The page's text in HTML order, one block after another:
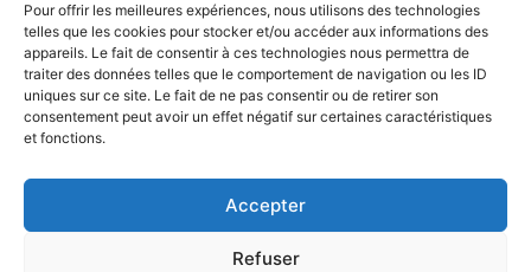
Pour offrir les meilleures expériences, nous utilisons des technologies
telles que les cookies pour stocker et/ou accéder aux informations des
appareils. Le fait de consentir à ces technologies nous permettra de
traiter des données telles que le comportement de navigation ou les ID
uniques sur ce site. Le fait de ne pas consentir ou de retirer son
consentement peut avoir un effet négatif sur certaines caractéristiques
et fonctions.
Accepter
Refuser
ABOUT US
FOLLOW US